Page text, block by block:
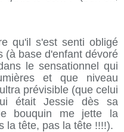
qu'il s'est senti obligé
(à base d'enfant dévoré
le sensationnel qui
et que niveau
prévisible (que celui
était Jessie dès sa
bouquin me jette la
la tête, pas la tête !!!!).